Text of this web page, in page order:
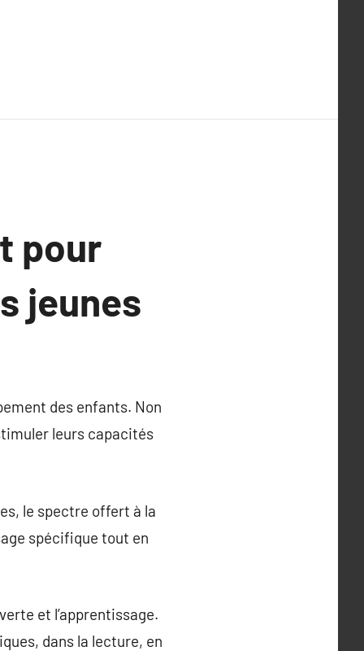
pour
jeunes
des enfants. Non
leurs capacités
le spectre offert à la
spécifique tout en
et l’apprentissage.
dans la lecture, en